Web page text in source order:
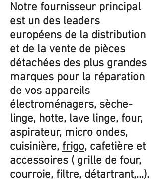
Notre fournisseur principal
est un des leaders
européens de la distribution
et de la vente de pièces
détachées des plus grandes
marques pour la réparation
de vos appareils
électroménagers, sèche-
linge, hotte, lave linge, four,
aspirateur, micro ondes,
cuisinière, frigo, cafetière et
accessoires ( grille de four,
courroie, filtre, détartrant,...).